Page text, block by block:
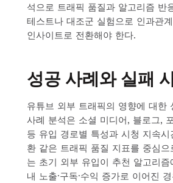
석으로 트래픽 품질과 알고리즘 반
테스트나 대조군 실험으로 인과관
인사이트로 전환해야 한다.
성공 사례와 실패
유튜브 외부 트래픽의 영향에 대한
사례 분석은 소셜 미디어, 블로그,
등 유입 경로별 특성과 시청 지속시
환 같은 트래픽 품질 지표를 중심으
는 초기 외부 유입이 추천 알고리
내 노출·구독·수익 증가로 이어진